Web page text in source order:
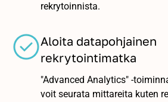
rekrytoinnista.
Aloita datapohjainen
rekrytointimatka
"Advanced Analytics" -
voit seurata mittareita kuten